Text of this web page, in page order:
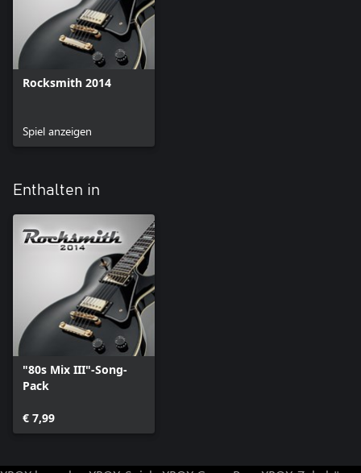
Rocksmith 2014
Spiel anzeigen
Enthalten in
"80s Mix III"-Song-
Pack
€ 7,99